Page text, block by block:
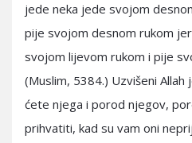
jede neka jede svojom
pije svojom desnom rukom
svojom lijevom rukom i pije
(Muslim, 5384.) Uzvišeni Allah
ćete njega i porod njegov,
prihvatiti, kad su vam oni